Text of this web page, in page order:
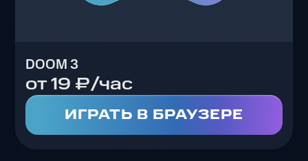
DOOM 3
от 19 ₽/час
ИГРАТЬ В БРАУЗЕРЕ